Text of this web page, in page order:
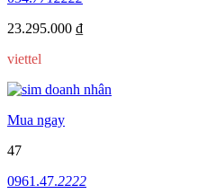
23.295.000 ₫
viettel
Mua ngay
47
0961.47.2222